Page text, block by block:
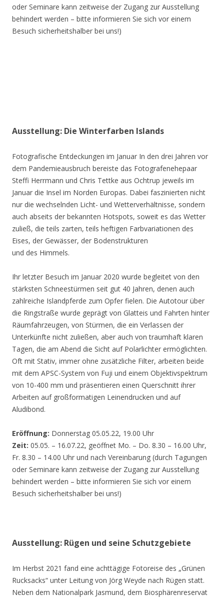
oder Seminare kann zeitweise der Zugang zur Ausstellung
behindert werden – bitte informieren Sie sich vor einem
Besuch sicherheitshalber bei uns!)
Ausstellung: Die Winterfarben Islands
Fotografische Entdeckungen im Januar In den drei Jahren vor
dem Pandemieausbruch bereiste das Fotografenehepaar
Steffi Herrmann und Chris Tettke aus Ochtrup jeweils im
Januar die Insel im Norden Europas. Dabei faszinierten nicht
nur die wechselnden Licht- und Wetterverhältnisse, sondern
auch abseits der bekannten Hotspots, soweit es das Wetter
zuließ, die teils zarten, teils heftigen Farbvariationen des
Eises, der Gewässer, der Bodenstrukturen
und des Himmels.
Ihr letzter Besuch im Januar 2020 wurde begleitet von den
stärksten Schneestürmen seit gut 40 Jahren, denen auch
zahlreiche Islandpferde zum Opfer fielen. Die Autotour über
die Ringstraße wurde geprägt von Glatteis und Fahrten hinter
Räumfahrzeugen, von Stürmen, die ein Verlassen der
Unterkünfte nicht zuließen, aber auch von traumhaft klaren
Tagen, die am Abend die Sicht auf Polarlichter ermöglichten.
Oft mit Stativ, immer ohne zusätzliche Filter, arbeiten beide
mit dem APSC-System von Fuji und einem Objektivspektrum
von 10-400 mm und präsentieren einen Querschnitt ihrer
Arbeiten auf großformatigen Leinendrucken und auf
Aludibond.
Eröffnung: Donnerstag 05.05.22, 19.00 Uhr
Zeit: 05.05. – 16.07.22, geöffnet Mo. – Do. 8.30 – 16.00 Uhr,
Fr. 8.30 – 14.00 Uhr und nach Vereinbarung (durch Tagungen
oder Seminare kann zeitweise der Zugang zur Ausstellung
behindert werden – bitte informieren Sie sich vor einem
Besuch sicherheitshalber bei uns!)
Ausstellung: Rügen und seine Schutzgebiete
Im Herbst 2021 fand eine achttägige Fotoreise des „Grünen
Rucksacks“ unter Leitung von Jörg Weyde nach Rügen statt.
Neben dem Nationalpark Jasmund, dem Biosphärenreservat